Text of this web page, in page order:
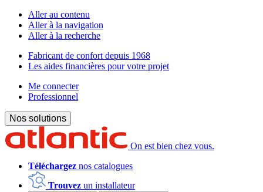
Aller au contenu
Aller à la navigation
Aller à la recherche
Fabricant de confort depuis 1968
Les aides financières pour votre projet
Me connecter
Professionnel
Nos solutions
On est bien chez vous.
Téléchargez nos catalogues
Trouvez un installateur